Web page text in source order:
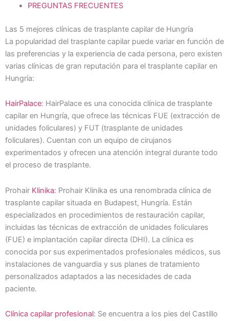
PREGUNTAS FRECUENTES
Las 5 mejores clínicas de trasplante capilar de Hungría
La popularidad del trasplante capilar puede variar en función de
las preferencias y la experiencia de cada persona, pero existen
varias clínicas de gran reputación para el trasplante capilar en
Hungría:
HairPalace: HairPalace es una conocida clínica de trasplante
capilar en Hungría, que ofrece las técnicas FUE (extracción de
unidades foliculares) y FUT (trasplante de unidades
foliculares). Cuentan con un equipo de cirujanos
experimentados y ofrecen una atención integral durante todo
el proceso de trasplante.
Prohair Klinika: Prohair Klinika es una renombrada clínica de
trasplante capilar situada en Budapest, Hungría. Están
especializados en procedimientos de restauración capilar,
incluidas las técnicas de extracción de unidades foliculares
(FUE) e implantación capilar directa (DHI). La clínica es
conocida por sus experimentados profesionales médicos, sus
instalaciones de vanguardia y sus planes de tratamiento
personalizados adaptados a las necesidades de cada
paciente.
Clínica capilar profesional: Se encuentra a los pies del Castillo